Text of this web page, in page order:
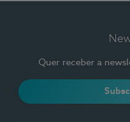
Quer receber a